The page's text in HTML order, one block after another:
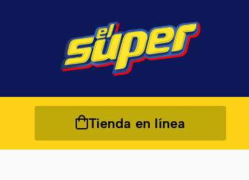
Tienda en línea